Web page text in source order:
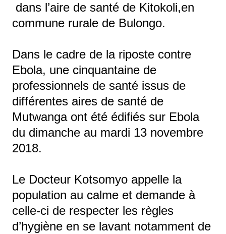
dans l’aire de santé de Kitokoli,en
commune rurale de Bulongo.
Dans le cadre de la riposte contre
Ebola, une cinquantaine de
professionnels de santé issus de
différentes aires de santé de
Mutwanga ont été édifiés sur Ebola
du dimanche au mardi 13 novembre
2018.
Le Docteur Kotsomyo appelle la
population au calme et demande à
celle-ci de respecter les règles
d’hygiène en se lavant notamment de